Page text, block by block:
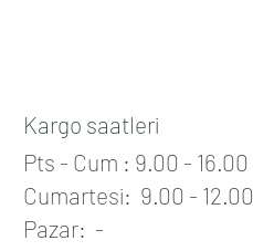
Pts - Cum : 9.00 - 16.00
Cumartesi: 9.00 - 12.00
Pazar: -
Kargo saatleri